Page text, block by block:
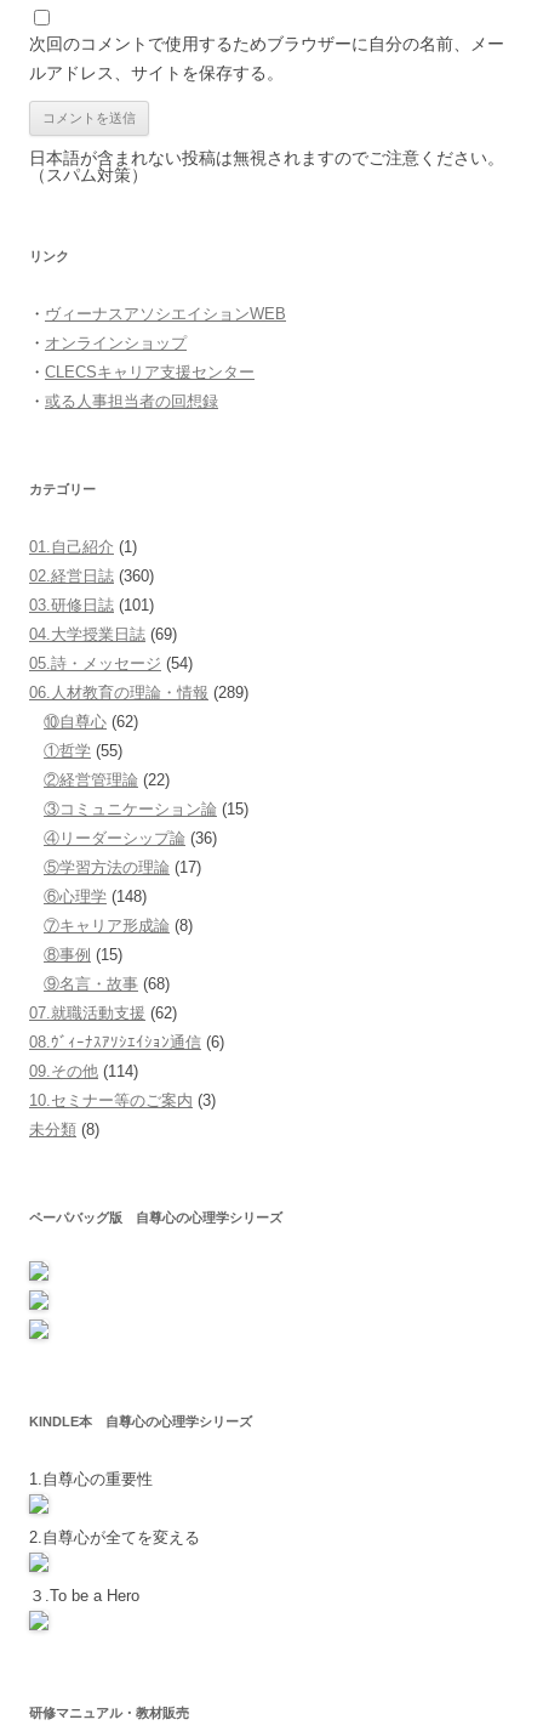
次回のコメントで使用するためブラウザーに自分の名前、メー
ルアドレス、サイトを保存する。
日本語が含まれない投稿は無視されますのでご注意ください。
（スパム対策）
リンク
・ ヴィーナスアソシエイションWEB
・ オンラインショップ
・ CLECSキャリア支援センター
・ 或る人事担当者の回想録
カテゴリー
01.自己紹介 (1)
02.経営日誌 (360)
03.研修日誌 (101)
04.大学授業日誌 (69)
05.詩・メッセージ (54)
06.人材教育の理論・情報 (289)
⑩自尊心 (62)
①哲学 (55)
②経営管理論 (22)
③コミュニケーション論 (15)
④リーダーシップ論 (36)
⑤学習方法の理論 (17)
⑥心理学 (148)
⑦キャリア形成論 (8)
⑧事例 (15)
⑨名言・故事 (68)
07.就職活動支援 (62)
08.ｳﾞｨｰﾅｽｱｿｼｴｲｼｮﾝ通信 (6)
09.その他 (114)
10.セミナー等のご案内 (3)
未分類 (8)
ペーパバッグ版 自尊心の心理学シリーズ
KINDLE本 自尊心の心理学シリーズ
1.自尊心の重要性
2.自尊心が全てを変える
３.To be a Hero
研修マニュアル・教材販売